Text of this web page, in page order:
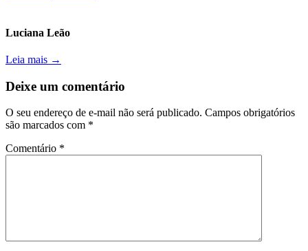
Luciana Leão
Leia mais →
Deixe um comentário
O seu endereço de e-mail não será publicado. Campos obrigatórios
são marcados com *
Comentário *